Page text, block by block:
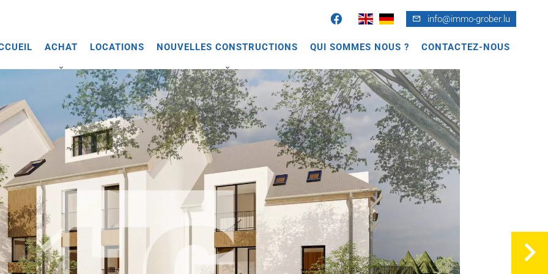
info@immo-grober.lu
ACHAT LOCATIONS NOUVELLES CONSTRUCTIONS QUI SOMMES NOUS ? CONTACTEZ-NOUS